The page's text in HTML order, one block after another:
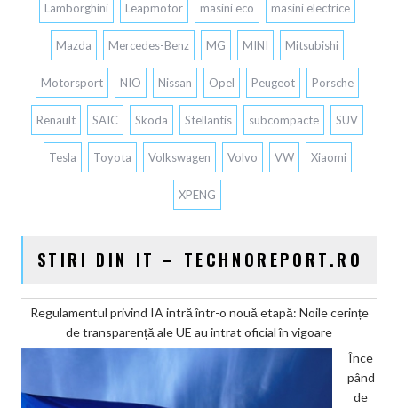
Lamborghini Leapmotor masini eco masini electrice
Mazda Mercedes-Benz MG MINI Mitsubishi
Motorsport NIO Nissan Opel Peugeot Porsche
Renault SAIC Skoda Stellantis subcompacte SUV
Tesla Toyota Volkswagen Volvo VW Xiaomi
XPENG
STIRI DIN IT – TECHNOREPORT.RO
Regulamentul privind IA intră într-o nouă etapă: Noile cerințe
de transparență ale UE au intrat oficial în vigoare
Înce
pând
de